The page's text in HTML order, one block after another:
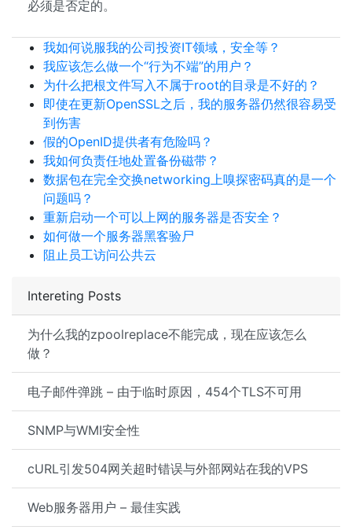
Intereting Posts
为什么我的zpoolreplace不能完成，现在应该怎么
做？
电子邮件弹跳 – 由于临时原因，454个TLS不可用
SNMP与WMI安全性
cURL引发504网关超时错误与外部网站在我的VPS
Web服务器用户 – 最佳实践
必须是否定的。
我如何说服我的公司投资IT领域，安全等？
我应该怎么做一个“行为不端”的用户？
为什么把根文件写入不属于root的目录是不好的？
即使在更新OpenSSL之后，我的服务器仍然很容易受
到伤害
假的OpenID提供者有危险吗？
我如何负责任地处置备份磁带？
数据包在完全交换networking上嗅探密码真的是一个
问题吗？
重新启动一个可以上网的服务器是否安全？
如何做一个服务器黑客验尸
阻止员工访问公共云